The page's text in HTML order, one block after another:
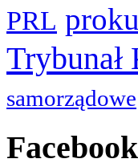
PRL
samorządowe
Facebook